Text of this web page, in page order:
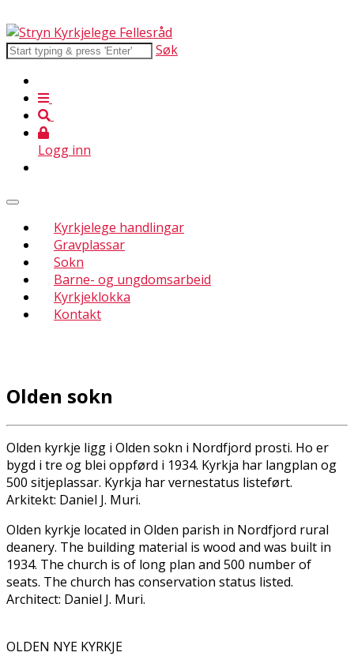
Søk
Logg inn
Kyrkjelege handlingar
Gravplassar
Sokn
Barne- og ungdomsarbeid
Kyrkjeklokka
Kontakt
Olden sokn
Olden kyrkje ligg i Olden sokn i Nordfjord prosti. Ho er
bygd i tre og blei oppførd i 1934. Kyrkja har langplan og
500 sitjeplassar. Kyrkja har vernestatus listeført.
Arkitekt: Daniel J. Muri.
Olden kyrkje located in Olden parish in Nordfjord rural
deanery. The building material is wood and was built in
1934. The church is of long plan and 500 number of
seats. The church has conservation status listed.
Architect: Daniel J. Muri.
OLDEN NYE KYRKJE